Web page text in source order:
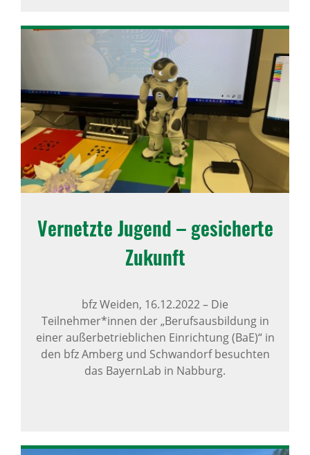
Vernetzte Jugend – gesi­cherte
Zukunft
bfz Weiden, 16.12.2022– Die
Teilnehmer*innen der „Berufsausbildung in
einer außerbetrieblichen Einrichtung (BaE)“ in
den bfz Amberg und Schwandorf besuchten
das BayernLab in Nabburg.